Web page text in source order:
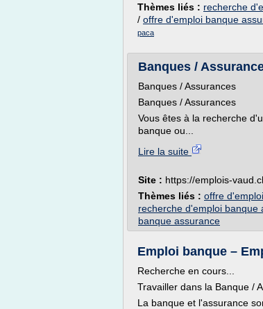
Thèmes liés : recherche
/ offre d'emploi banque
paca
Banques /
Banques / Assurances
Banques / Assurances
Vous êtes à la recherche
banque ou...
Lire la suite
Site : https://emplois-
Thèmes liés : offre
recherche d'emploi banque
banque assurance
Emploi banque –
Recherche en cours...
Travailler dans la Banque /
La banque et l'assurance